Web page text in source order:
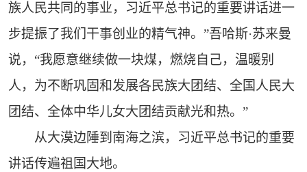
族人民共同的事业，习近平总书记的重要讲话进一
步提振了我们干事创业的精气神。”吾哈斯·苏来曼
说，“我愿意继续做一块煤，燃烧自己，温暖别
人，为不断巩固和发展各民族大团结、全国人民大
团结、全体中华儿女大团结贡献光和热。”
从大漠边陲到南海之滨，习近平总书记的重要
讲话传遍祖国大地。